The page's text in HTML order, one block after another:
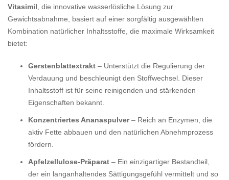
Vitasimil , die innovative wasserlösliche Lösung zur
Gewichtsabnahme, basiert auf einer sorgfältig ausgewählten
Kombination natürlicher Inhaltsstoffe, die maximale Wirksamkeit
bietet:
Gerstenblattextrakt – Unterstützt die Regulierung der
Verdauung und beschleunigt den Stoffwechsel. Dieser
Inhaltsstoff ist für seine reinigenden und stärkenden
Eigenschaften bekannt.
Konzentriertes Ananaspulver– Reich an Enzymen, die
aktiv Fette abbauen und den natürlichen Abnehmprozess
fördern.
Apfelzellulose-Präparat – Ein einzigartiger Bestandteil,
der ein langanhaltendes Sättigungsgefühl vermittelt und so